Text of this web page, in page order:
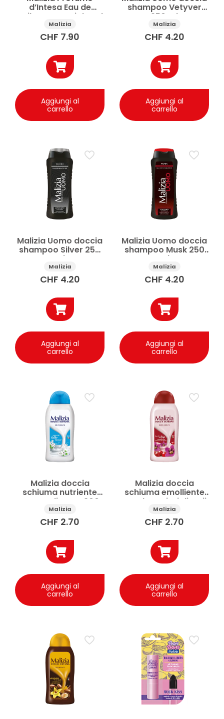
d’Intesa Eau de
Toilette Imperial Oud
100 ml
Malizia
CHF 7.90
Aggiungi al
carrello
shampoo Vetyver
250 ml
Malizia
CHF 4.20
Aggiungi al
carrello
Malizia Uomo doccia
shampoo Silver 250
ml
Malizia
CHF 4.20
Aggiungi al
carrello
Malizia Uomo doccia
shampoo Musk 250
ml
Malizia
CHF 4.20
Aggiungi al
carrello
Malizia doccia
schiuma nutriente
Crema di Latte 300
ml
Malizia
CHF 2.70
Aggiungi al
carrello
Malizia doccia
schiuma emolliente
Bacche e Fiori di Goji
300 ml
Malizia
CHF 2.70
Aggiungi al
carrello